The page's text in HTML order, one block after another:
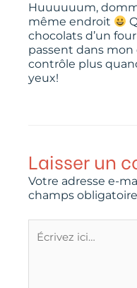
Huuuuuum,
même endroit
chocolats d’un
passent dans mon
contrôle plus
yeux!
Laisser un
Votre adresse e-
champs
ici…